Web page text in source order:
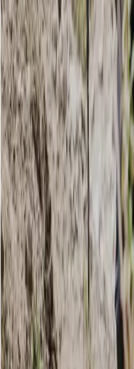
alta.
· Agua (1–1.5 L) y snacks (frutos
· Efectivo para comunidad/
carga del celular).
Aclimatación y seguridad
· Regálate 24–48 h en Cusco antes
· Camina lento y constante, date
forma adecuada.
· Si sientes mal de altura (dolor de
tu guía y sigue sus instrucciones.
· Permanece en el sendero y
Preguntas frecuentes
Humantay
1) ¿Cuál es la altitud de la
La laguna está a 4,200 m s. n. m.;
3,850 m s. n. m. La altitud es el
2) ¿Cuánto se camina para
Aproximadamente 7 km (ida y
positivo. El ascenso toma 1 hora
aclimatación.
3) ¿Cuál es la mejor temporada
La temporada seca (abril–octubre)
despejados y color turquesa bien
llueve más y el sendero puede